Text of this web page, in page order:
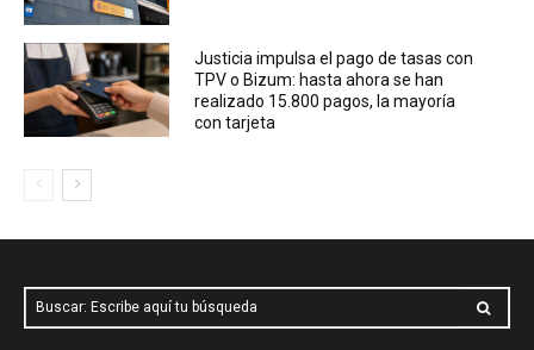
Justicia impulsa el pago de tasas con
TPV o Bizum: hasta ahora se han
realizado 15.800 pagos, la mayoría
con tarjeta
Buscar: Escribe aquí tu búsqueda